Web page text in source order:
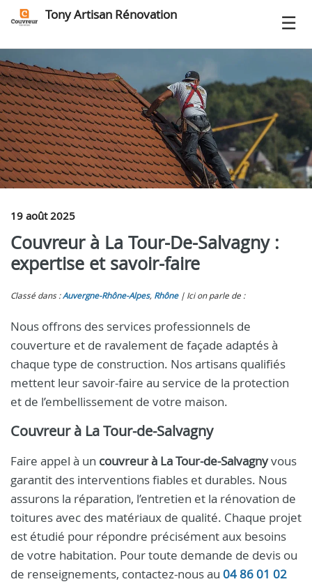
Tony Artisan Rénovation
19 août 2025
Couvreur à La Tour-De-Salvagny :
expertise et savoir-faire
Classé dans :Auvergne-Rhône-Alpes, Rhône Ici on parle de :
Nous offrons des services professionnels de
couverture et de ravalement de façade adaptés à
chaque type de construction. Nos artisans qualifiés
mettent leur savoir-faire au service de la protection
et de l’embellissement de votre maison.
Couvreur à La Tour-de-Salvagny
Faire appel à un couvreur à La Tour-de-Salvagnyvous
garantit des interventions fiables et durables. Nous
assurons la réparation, l’entretien et la rénovation de
toitures avec des matériaux de qualité. Chaque projet
est étudié pour répondre précisément aux besoins
de votre habitation. Pour toute demande de devis ou
de renseignements, contactez-nous au 04 86 01 02